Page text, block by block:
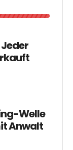
Welle
Anwalt